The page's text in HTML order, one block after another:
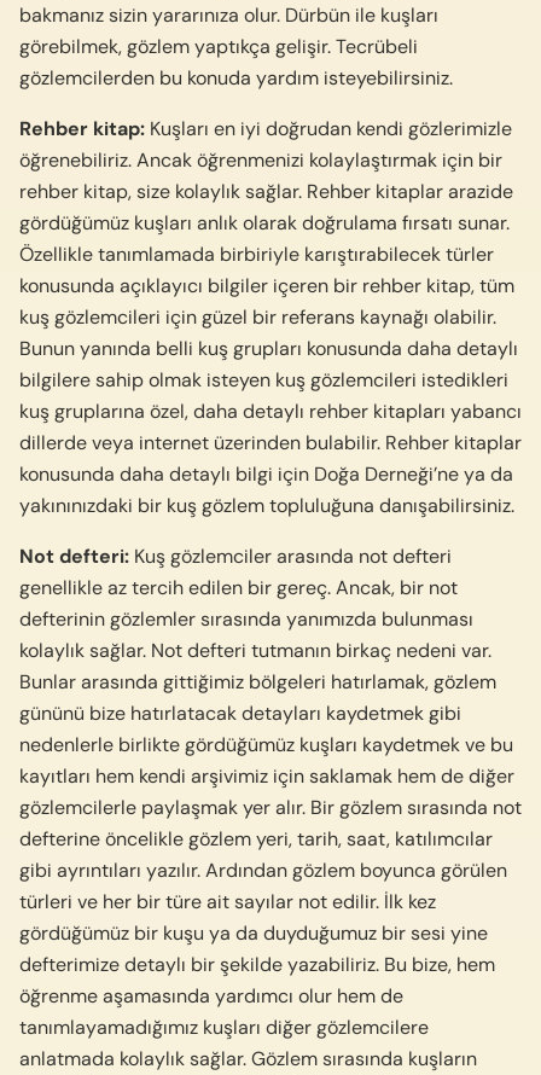
bakmanız sizin yararınıza olur. Dürbün ile kuşları
görebilmek, gözlem yaptıkça gelişir. Tecrübeli
gözlemcilerden bu konuda yardım isteyebilirsiniz.
Rehber kitap: Kuşları en iyi doğrudan kendi gözlerimizle
öğrenebiliriz. Ancak öğrenmenizi kolaylaştırmak için bir
rehber kitap, size kolaylık sağlar. Rehber kitaplar arazide
gördüğümüz kuşları anlık olarak doğrulama fırsatı sunar.
Özellikle tanımlamada birbiriyle karıştırabilecek türler
konusunda açıklayıcı bilgiler içeren bir rehber kitap, tüm
kuş gözlemcileri için güzel bir referans kaynağı olabilir.
Bunun yanında belli kuş grupları konusunda daha detaylı
bilgilere sahip olmak isteyen kuş gözlemcileri istedikleri
kuş gruplarına özel, daha detaylı rehber kitapları yabancı
dillerde veya internet üzerinden bulabilir. Rehber kitaplar
konusunda daha detaylı bilgi için Doğa Derneği’ne ya da
yakınınızdaki bir kuş gözlem topluluğuna danışabilirsiniz.
Not defteri: Kuş gözlemciler arasında not defteri
genellikle az tercih edilen bir gereç. Ancak, bir not
defterinin gözlemler sırasında yanımızda bulunması
kolaylık sağlar. Not defteri tutmanın birkaç nedeni var.
Bunlar arasında gittiğimiz bölgeleri hatırlamak, gözlem
gününü bize hatırlatacak detayları kaydetmek gibi
nedenlerle birlikte gördüğümüz kuşları kaydetmek ve bu
kayıtları hem kendi arşivimiz için saklamak hem de diğer
gözlemcilerle paylaşmak yer alır. Bir gözlem sırasında not
defterine öncelikle gözlem yeri, tarih, saat, katılımcılar
gibi ayrıntıları yazılır. Ardından gözlem boyunca görülen
türleri ve her bir türe ait sayılar not edilir. İlk kez
gördüğümüz bir kuşu ya da duyduğumuz bir sesi yine
defterimize detaylı bir şekilde yazabiliriz. Bu bize, hem
öğrenme aşamasında yardımcı olur hem de
tanımlayamadığımız kuşları diğer gözlemcilere
anlatmada kolaylık sağlar. Gözlem sırasında kuşların